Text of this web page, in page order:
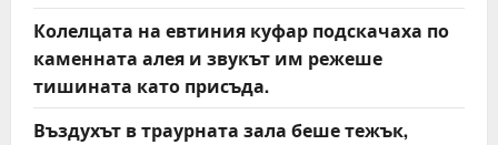
Колелцата на евтиния куфар подскачаха по
каменната алея и звукът им режеше
тишината като присъда.
Въздухът в траурната зала беше тежък,